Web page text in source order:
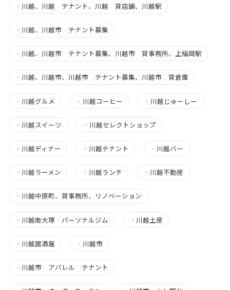
・ 川越、川越 テナント、川越 貸店舗、川越駅
・ 川越、川越市 テナント募集
・ 川越、川越市 テナント募集、川越市 貸事務所、上福岡駅
・ 川越、川越市、川越市 テナント募集、川越市 貸倉庫
・ 川越グルメ ・ 川越コーヒー ・ 川越じゅーしー
・ 川越スイーツ ・ 川越セレクトショップ
・ 川越ディナー ・ 川越テナント ・ 川越バー
・ 川越ラーメン ・ 川越ランチ ・ 川越不動産
・ 川越中原町、貸事務所、リノベーション
・ 川越南大塚 パーソナルジム ・ 川越土産
・ 川越居酒屋 ・ 川越市
・ 川越市 アパレル テナント